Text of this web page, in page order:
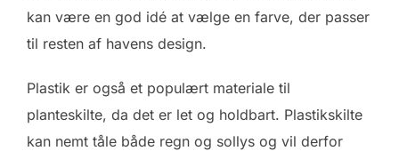
kan være en god idé at vælge en farve, der passer
til resten af havens design.
Plastik er også et populært materiale til
planteskilte, da det er let og holdbart. Plastikskilte
kan nemt tåle både regn og sollys og vil derfor